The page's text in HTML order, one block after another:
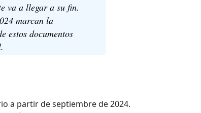
va a llegar a su fin.
marcan la
estos documentos
a partir de septiembre de 2024.